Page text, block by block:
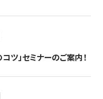
ツ」セミナーのご案内！